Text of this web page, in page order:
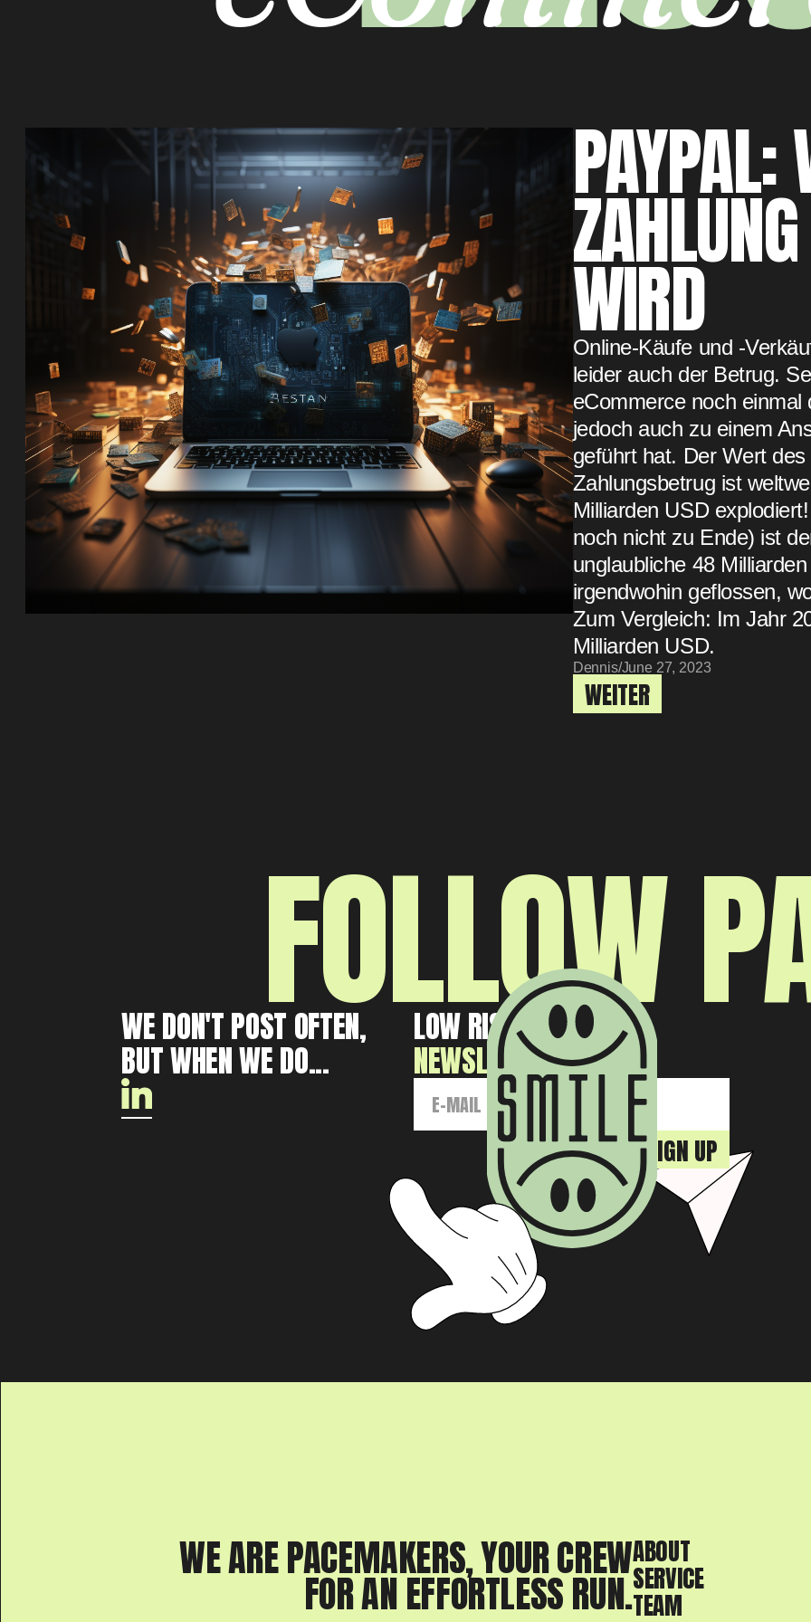
PAYPAL:
WIRD
Online-Käufe und -
leider auch der Betrug.
eCommerce noch
jedoch auch zu einem
geführt hat. Der Wert
Zahlungsbetrug ist
Milliarden USD
noch nicht zu Ende) ist
unglaubliche 48
irgendwohin geflossen,
Zum Vergleich: Im Jahr
Milliarden USD.
Dennis/June 27, 2023
WEITER
FOLLOW
WE DON'T POST OFTEN,
BUT WHEN WE DO...
LOW RISK HIGH GAIN
NEWSLETTER:
WE ARE PACEMAKERS, YOUR CREW
FOR AN EFFORTLESS RUN.
ABOUT
SERVICE
TEAM